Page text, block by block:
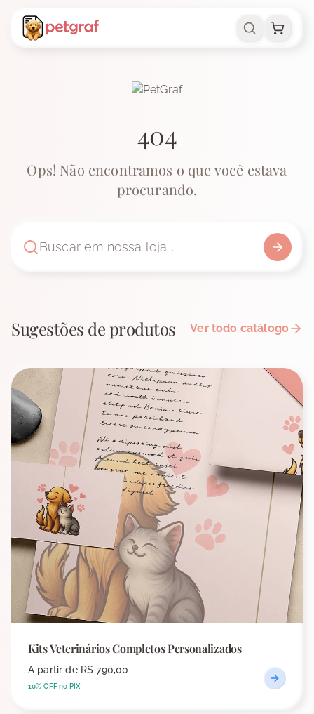
404
Ops! Não encontramos o que você estava
procurando.
Buscar em nossa loja...
Sugestões de produtos Ver todo catálogo
Kits Veterinários Completos Personalizados
A partir de R$ 790,00
10% OFF no PIX